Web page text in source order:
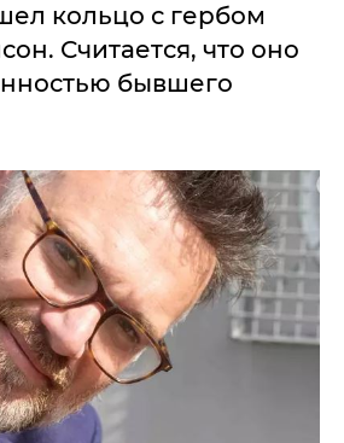
кольцо с гербом
Считается, что оно
бывшего